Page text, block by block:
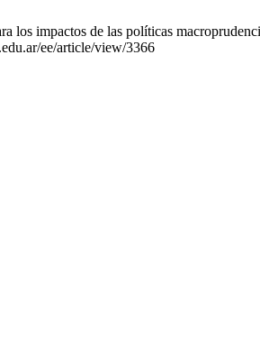
impactos de las políticas
ee/article/view/3366